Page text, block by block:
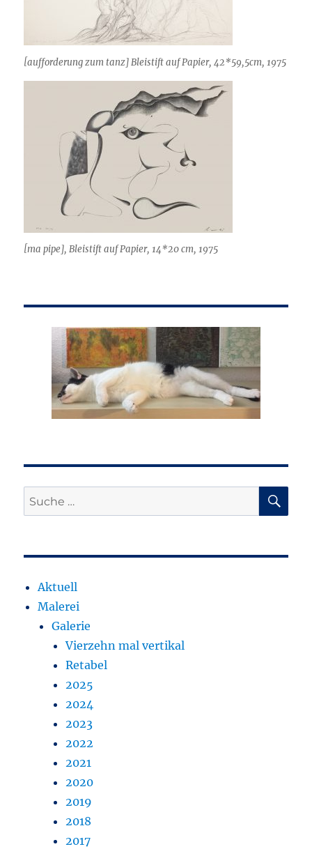
[aufforderung zum tanz] Bleistift auf Papier, 42*59,5cm, 1975
[ma pipe], Bleistift auf Papier, 14*20 cm, 1975
Suche
nach:
Aktuell
Malerei
Galerie
Vierzehn mal vertikal
Retabel
2025
2024
2023
2022
2021
2020
2019
2018
2017